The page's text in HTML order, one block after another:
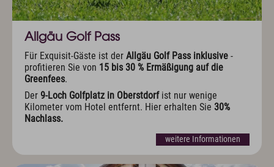
Allgäu Golf Pass
Für Exquisit-Gäste ist der Allgäu Golf Pass inklusive -
profitieren Sie von 15 bis 30 % Ermäßigung auf die
Greenfees.
Der 9-Loch Golfplatz in Oberstdorfist nur wenige
Kilometer vom Hotel entfernt. Hier erhalten Sie 30%
Nachlass.
weitere Informationen